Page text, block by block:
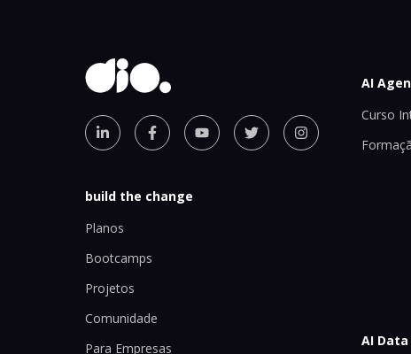
build the change
Planos
Bootcamps
Projetos
Comunidade
Para Empresas
AI
Curso
AI